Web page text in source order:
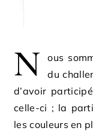
N
ous
du
d’avoir
celle-ci ; la
les couleurs en